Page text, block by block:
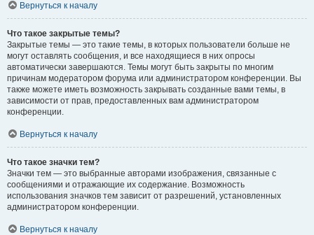
Вернуться к началу
Что такое закрытые темы?
Закрытые темы — это такие темы, в которых пользователи больше не
могут оставлять сообщения, и все находящиеся в них опросы
автоматически завершаются. Темы могут быть закрыты по многим
причинам модератором форума или администратором конференции. Вы
также можете иметь возможность закрывать созданные вами темы, в
зависимости от прав, предоставленных вам администратором
конференции.
Вернуться к началу
Что такое значки тем?
Значки тем — это выбранные авторами изображения, связанные с
сообщениями и отражающие их содержание. Возможность
использования значков тем зависит от разрешений, установленных
администратором конференции.
Вернуться к началу